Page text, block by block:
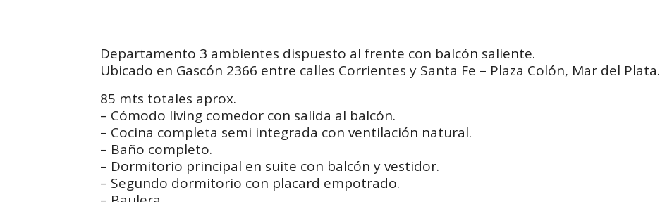
Departamento 3 ambientes dispuesto al frente con balcón saliente.
Ubicado en Gascón 2366 entre calles Corrientes y Santa Fe – Plaza Colón, Mar del Plata.
85 mts totales aprox.
– Cómodo living comedor con salida al balcón.
– Cocina completa semi integrada con ventilación natural.
– Baño completo.
– Dormitorio principal en suite con balcón y vestidor.
– Segundo dormitorio con placard empotrado.